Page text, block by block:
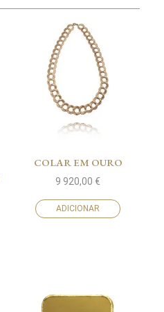
COLAR EM OURO
9 920,00 €
ADICIONAR